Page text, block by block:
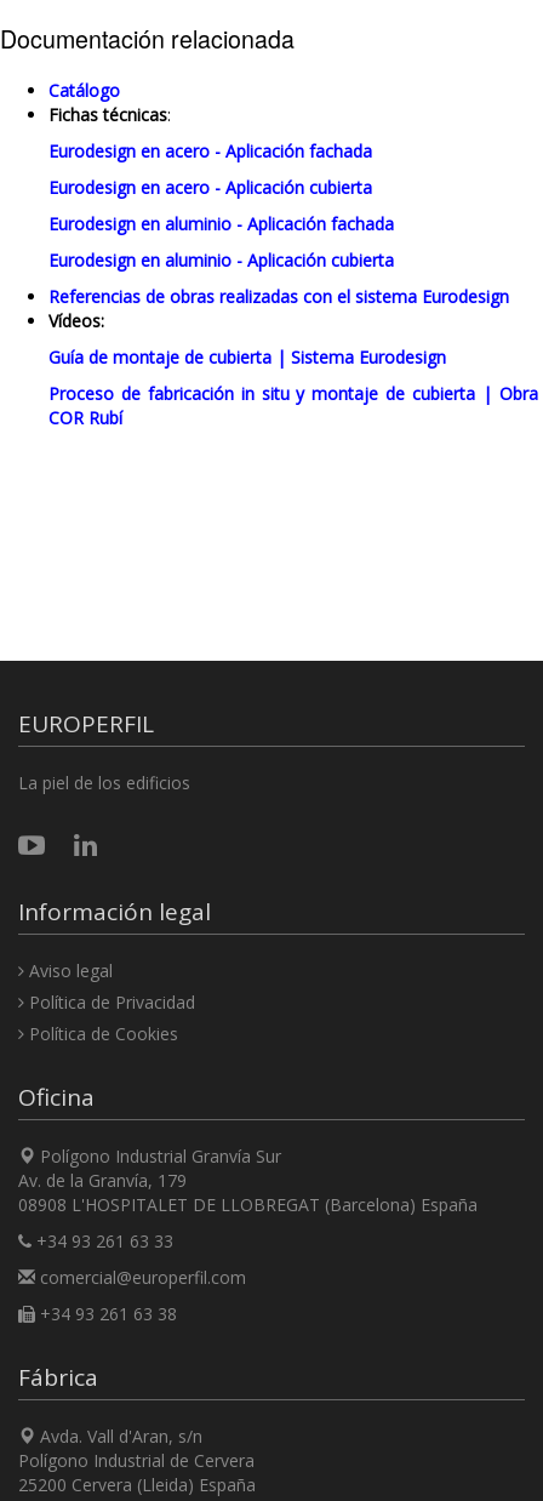
Documentación relacionada
Catálogo
Fichas técnicas:
Eurodesign en acero - Aplicación fachada
Eurodesign en acero - Aplicación cubierta
Eurodesign en aluminio - Aplicación fachada
Eurodesign en aluminio - Aplicación cubierta
Referencias de obras realizadas con el sistema Eurodesign
Vídeos:
Guía de montaje de cubierta | Sistema Eurodesign
Proceso de fabricación in situ y montaje de cubierta | Obra
COR Rubí
EUROPERFIL
La piel de los edificios
Información legal
Aviso legal
Política de Privacidad
Política de Cookies
Oficina
Polígono Industrial Granvía Sur
Av. de la Granvía, 179
08908 L'HOSPITALET DE LLOBREGAT (Barcelona) España
+34 93 261 63 33
comercial@europerfil.com
+34 93 261 63 38
Fábrica
Avda. Vall d'Aran, s/n
Polígono Industrial de Cervera
25200 Cervera (Lleida) España